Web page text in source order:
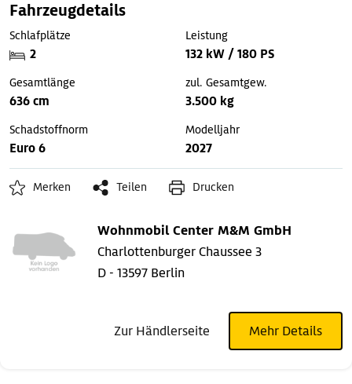
Fahrzeugdetails
Schlafplätze
2
Leistung
132 kW / 180 PS
Gesamtlänge
636 cm
zul. Gesamtgew.
3.500 kg
Schadstoffnorm
Euro 6
Modelljahr
2027
Merken Teilen Drucken
Wohnmobil Center M&M GmbH
Charlottenburger Chaussee 3
D - 13597 Berlin
Zur Händlerseite Mehr Details